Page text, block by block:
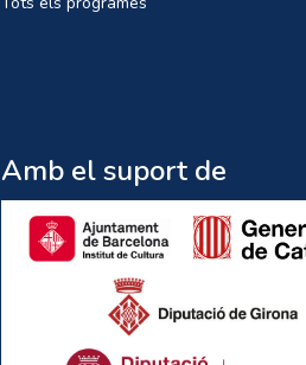
Amb el suport de